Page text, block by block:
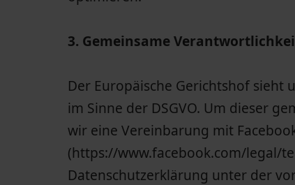
3. Gemeinsame
Der Europäische Gerichtshof sieht
im Sinne der DSGVO. Um dieser
wir eine Vereinbarung mit
(https://www.facebook.com/legal/
Datenschutzerklärung unter der